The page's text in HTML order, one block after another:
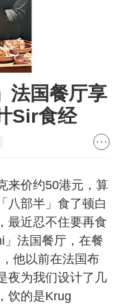
法国餐厅享
Sir食经
价约50港元，算
八部半」食了顿白
最近忍不住要再食
法国餐厅，在餐
他以前在法国布
夜为我们设计了几
饮的是Krug